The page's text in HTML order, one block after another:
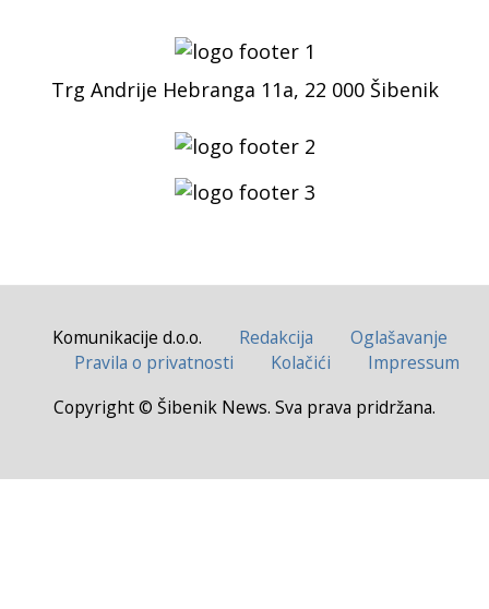
Trg Andrije Hebranga 11a, 22 000 Šibenik
Komunikacije d.o.o. Redakcija
Oglašavanje
Pravila o privatnosti
Kolačići
Impressum
Copyright © Šibenik News. Sva prava pridržana.